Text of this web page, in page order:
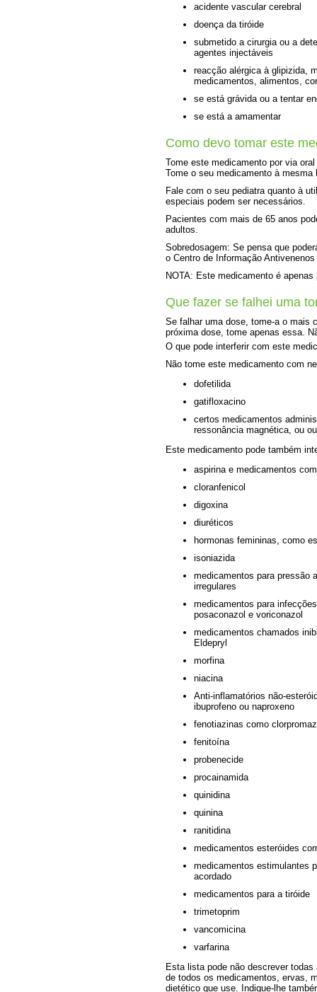
acidente vascular cerebral
doença da tiróide
submetido a cirurgia ou a
agentes injectáveis
reacção alérgica à glipizida,
medicamentos, alimentos,
se está grávida ou a tentar
se está a amamentar
Como devo tomar este
Tome este medicamento por via
Tome o seu medicamento à
Fale com o seu pediatra quanto à
especiais podem ser necessários.
Pacientes com mais de 65 anos
adultos.
Sobredosagem: Se pensa que
o Centro de Informação
NOTA: Este medicamento é
Que fazer se falhei uma
Se falhar uma dose, tome-a o mais
próxima dose, tome apenas essa.
O que pode interferir com este
Não tome este medicamento com
dofetilida
gatifloxacino
certos medicamentos
ressonância magnética, ou
Este medicamento pode também
aspirina e medicamentos
cloranfenicol
digoxina
diuréticos
hormonas femininas, como
isoniazida
medicamentos para pressão
irregulares
medicamentos para
posaconazol e voriconazol
medicamentos chamados
Eldepryl
morfina
niacina
Anti-inflamatórios não-
ibuprofeno ou naproxeno
fenotiazinas como
fenitoína
probenecide
procainamida
quinidina
quinina
ranitidina
medicamentos esteróides
medicamentos estimulantes
acordado
medicamentos para a tiróide
trimetoprim
vancomicina
varfarina
Esta lista pode não descrever
de todos os medicamentos, ervas,
dietético que use. Indique-lhe